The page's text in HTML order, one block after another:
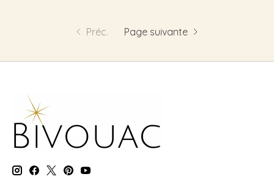
Préc. Page suivante